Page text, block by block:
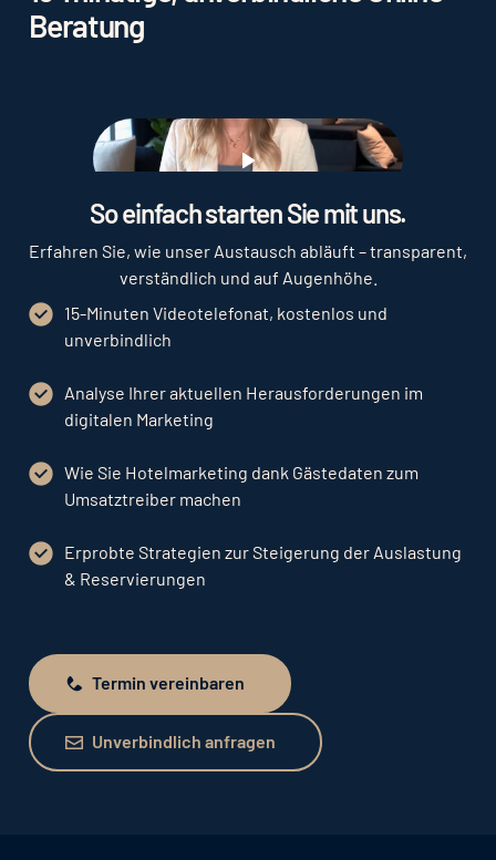
breit gestreut mit einem geringeren Risiko den
bestmöglichen Erfolg bringen.
Beratung
Play
So einfach starten Sie mit uns.
Erfahren Sie, wie unser Austausch abläuft – transparent,
verständlich und auf Augenhöhe.
15-Minuten Videotelefonat, kostenlos und
unverbindlich
Analyse Ihrer aktuellen Herausforderungen im
digitalen Marketing
Wie Sie Hotelmarketing dank Gästedaten zum
Umsatztreiber machen
Erprobte Strategien zur Steigerung der Auslastung
& Reservierungen
Termin vereinbaren
Termin vereinbaren
Unverbindlich anfragen
Unverbindlich anfragen